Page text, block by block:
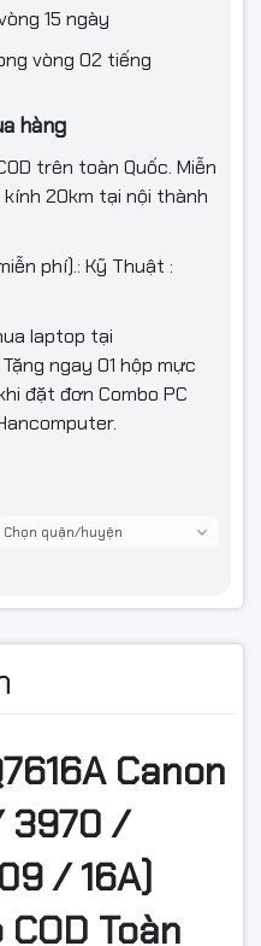
15 ngày
vòng 02 tiếng
hàng
trên toàn Quốc. Miễn
20km tại nội thành
phí).: Kỹ Thuật :
laptop tại
ngay 01 hộp mực
đặt đơn Combo PC
Canon
3970 /
/ 16A)
Toàn
Laser
Đen
HP LaserJet 5200, 5200L,
3930, 3950, 3970, 3980, 8610,
Có thể nạp lại
khi hết mực (tùy điều kiện nào
đến trước)